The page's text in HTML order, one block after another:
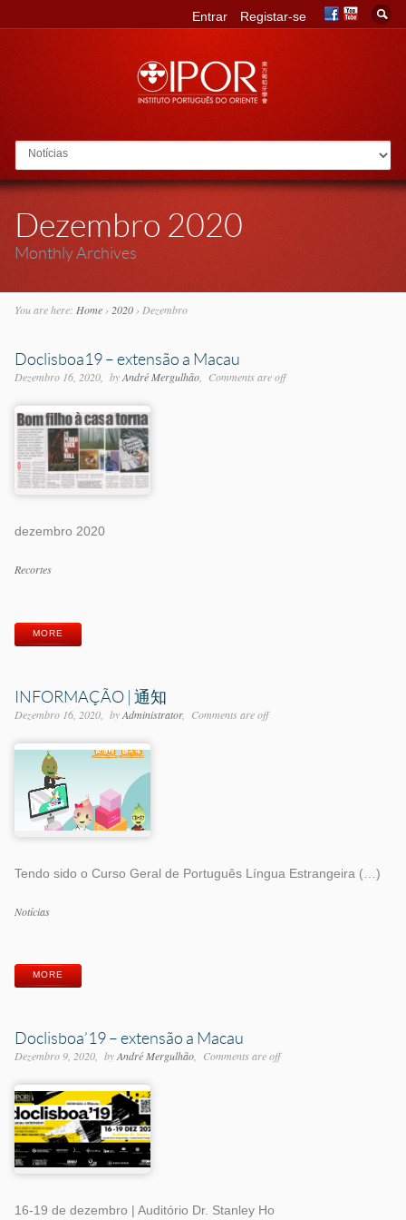
Go to:
Entrar Registar-se
Dezembro 2020
Monthly Archives
You are here: Home› 2020› Dezembro
Doclisboa19 – extensão a Macau
Dezembro 16, 2020 byAndré Mergulhão Comments are off
dezembro 2020
Categorias
Recortes
MORE
INFORMAÇÃO | 通知
Dezembro 16, 2020 byAdministrator Comments are off
Tendo sido o Curso Geral de Português Língua Estrangeira (…)
Categorias
Notícias
MORE
Doclisboa’19 – extensão a Macau
Dezembro 9, 2020 byAndré Mergulhão Comments are off
16-19 de dezembro | Auditório Dr. Stanley Ho